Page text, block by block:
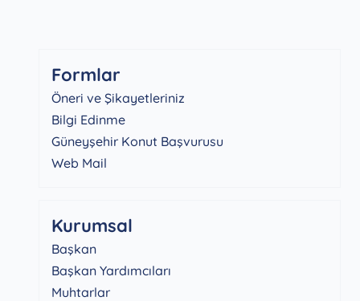
Formlar
Öneri ve Şikayetleriniz
Bilgi Edinme
Güneyşehir Konut Başvurusu
Web Mail
Kurumsal
Başkan
Başkan Yardımcıları
Muhtarlar